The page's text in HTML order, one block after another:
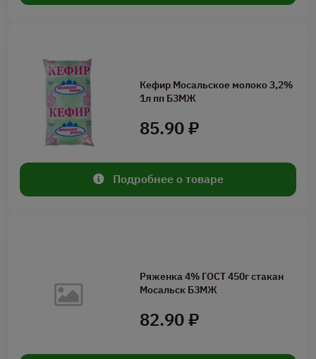
Кефир Мосальское молоко 3,2%
1л пп БЗМЖ
85.90 ₽
Подробнее о товаре
Ряженка 4% ГОСТ 450г стакан
Мосальск БЗМЖ
82.90 ₽